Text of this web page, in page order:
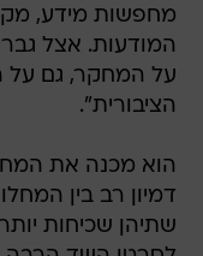
מחפשות מידע,
המודעות. אצל
על המחקר, גם על
הציבורית".
הוא מכנה את
דמיון רב בין
שתיהן שכיחות